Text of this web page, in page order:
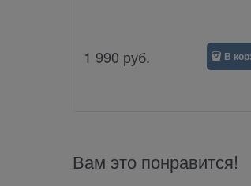
1 990 руб. В
Вам это понравится!